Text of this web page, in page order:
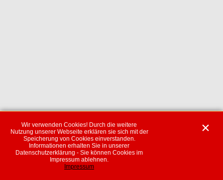
Wir verwenden Cookies! Durch die weitere
Nutzung unserer Webseite erklären sie sich mit der
Speicherung von Cookies einverstanden.
Informationen erhalten Sie in unserer
Datenschutzerklärung - Sie können Cookies im
Impressum ablehnen.
Impressum